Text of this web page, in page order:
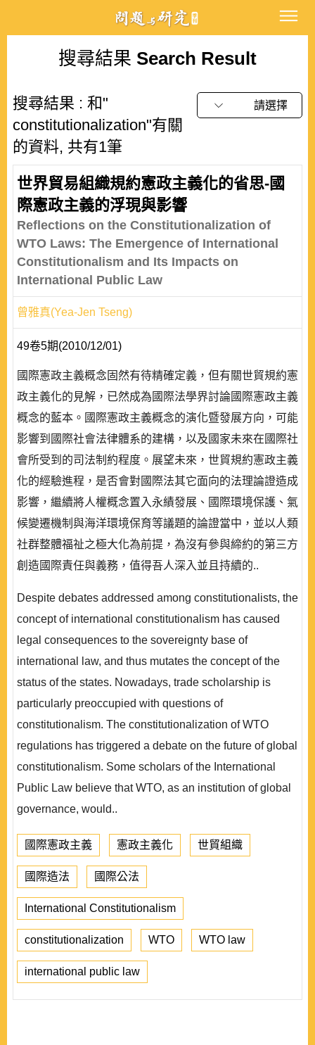
搜尋結果 Search Result
搜尋結果 : 和"
constitutionalization"有關
的資料, 共有1筆
請選擇
世界貿易組織規約憲政主義化的省思-國
際憲政主義的浮現與影響
Reflections on the Constitutionalization of
WTO Laws: The Emergence of International
Constitutionalism and Its Impacts on
International Public Law
曾雅真(Yea-Jen Tseng)
49卷5期(2010/12/01)
國際憲政主義概念固然有待精確定義，但有關世貿規約憲
政主義化的見解，已然成為國際法學界討論國際憲政主義
概念的藍本。國際憲政主義概念的演化暨發展方向，可能
影響到國際社會法律體系的建構，以及國家未來在國際社
會所受到的司法制約程度。展望未來，世貿規約憲政主義
化的經驗進程，是否會對國際法其它面向的法理論證造成
影響，繼續將人權概念置入永績發展、國際環境保護、氣
候變遷機制與海洋環境保育等議題的論證當中，並以人類
社群整體福祉之極大化為前提，為沒有參與締約的第三方
創造國際責任與義務，值得吾人深入並且持續的..
Despite debates addressed among constitutionalists, the
concept of international constitutionalism has caused
legal consequences to the sovereignty base of
international law, and thus mutates the concept of the
status of the states. Nowadays, trade scholarship is
particularly preoccupied with questions of
constitutionalism. The constitutionalization of WTO
regulations has triggered a debate on the future of global
constitutionalism. Some scholars of the International
Public Law believe that WTO, as an institution of global
governance, would..
國際憲政主義 憲政主義化 世貿組織
國際造法 國際公法
International Constitutionalism
constitutionalization WTO WTO law
international public law